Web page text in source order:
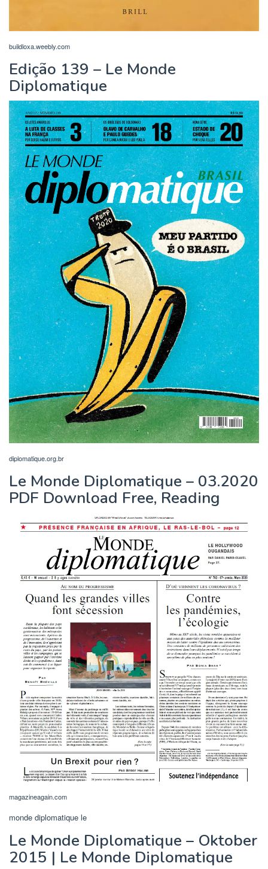
buildloxa.weebly.com
Edição 139 – Le Monde
Diplomatique
diplomatique.org.br
Le Monde Diplomatique – 03.2020
PDF Download Free, Reading
magazineagain.com
monde diplomatique le
Le Monde Diplomatique – Oktober
2015 | Le Monde Diplomatique